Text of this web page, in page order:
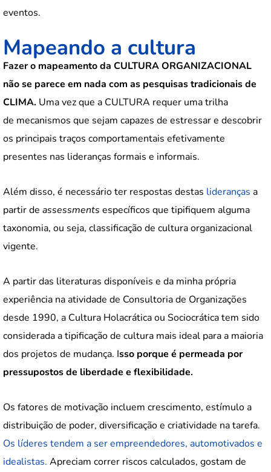
eventos.
Mapeando a cultura
Fazer o mapeamentoda CULTURA ORGANIZACIONAL
não se parece em nada com as pesquisas tradicionais de
CLIMA. Uma vez que a CULTURA requer uma trilha
de mecanismos que sejam capazes de estressar e descobrir
os principais traços comportamentais efetivamente
presentes nas lideranças formais e informais.
Além disso, é necessário ter respostas destas lideranças a
partir de assessments específicos que tipifiquem alguma
taxonomia, ou seja, classificação de cultura organizacional
vigente.
A partir das literaturas disponíveis e da minha própria
experiência na atividade de Consultoria de Organizações
desde 1990, a Cultura Holacrática ou Sociocrática tem sido
considerada a tipificação de cultura mais ideal para a maioria
dos projetos de mudança. Isso porque é permeada por
pressupostos de liberdade e flexibilidade.
Os fatores de motivação incluem crescimento, estímulo a
distribuição de poder, diversificação e criatividade na tarefa.
Os líderes tendem a ser empreendedores, automotivados e
idealistas. Apreciam correr riscos calculados, gostam de